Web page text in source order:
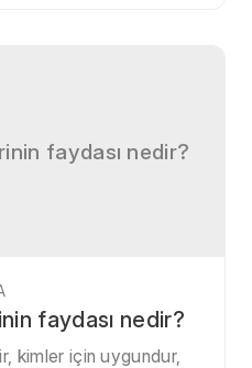
faydası nedir?
faydası nedir?
kimler için uygundur,